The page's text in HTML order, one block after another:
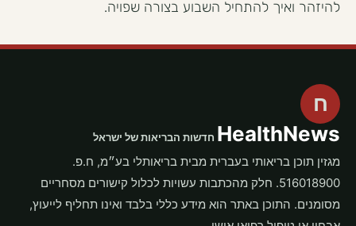
להיזהר ואיך להתחיל השבוע בצורה שפויה.
ח
HealthNews חדשות הבריאות של ישראל
מגזין תוכן בריאותי בעברית מבית בריאותלי בע״מ, ח.פ.
516018900. חלק מהכתבות עשויות לכלול קישורים מסחריים
מסומנים. התוכן באתר הוא מידע כללי בלבד ואינו תחליף לייעוץ,